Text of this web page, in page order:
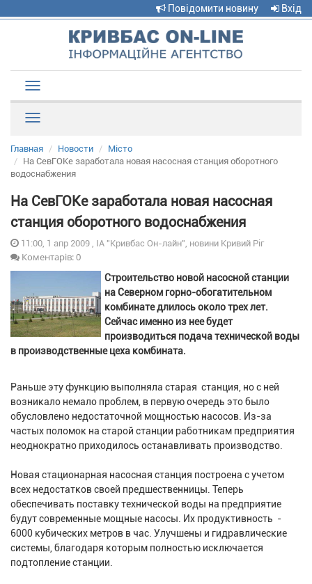
Повідомити новину Вхід
navigation
Главная Новости
Місто
На СевГОКе заработала новая насосная станция оборотного
водоснабжения
На СевГОКе заработала новая насосная
станция оборотного водоснабжения
11:00, 1 апр 2009 , ІА "Кривбас Он-лайн", новини Кривий Ріг
Коментарів: 0
Строительство новой насосной станции
на Северном горно-обогатительном
комбинате длилось около трех лет.
Сейчас именно из нее будет
производиться подача технической воды
в производственные цеха комбината.
Раньше эту функцию выполняла старая станция, но с ней
возникало немало проблем, в первую очередь это было
обусловлено недостаточной мощностью насосов. Из-за
частых поломок на старой станции работникам предприятия
неоднократно приходилось останавливать производство.
Новая стационарная насосная станция построена с учетом
всех недостатков своей предшественницы. Теперь
обеспечивать поставку технической воды на предприятие
будут современные мощные насосы. Их продуктивность -
6000 кубических метров в час. Улучшены и гидравлические
системы, благодаря которым полностью исключается
подтопление станции.